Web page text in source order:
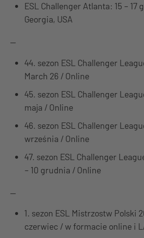
ESL Challenger Atlanta: 15 – 17
Georgia, USA
—
44. sezon ESL Challenger
March 26 / Online
45. sezon ESL Challenger
maja / Online
46. sezon ESL Challenger
września / Online
47. sezon ESL Challenger
– 10 grudnia / Online
—
1. sezon ESL Mistrzostw Polski
czerwiec / w formacie online i